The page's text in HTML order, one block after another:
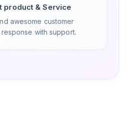
product & Service
awesome customer
with support.